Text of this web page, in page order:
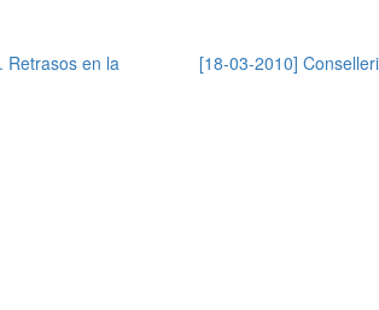
Retrasos en la
[18-03-2010]